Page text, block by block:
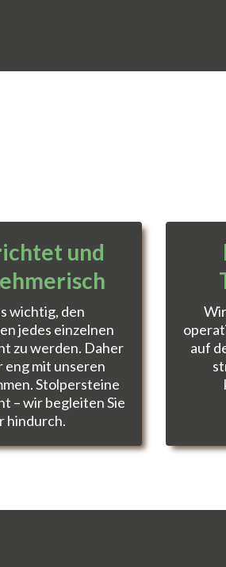
und
wichtig, den
jedes einzelnen
zu werden. Daher
eng mit unseren
Stolpersteine
– wir begleiten Sie
hindurch.
auf